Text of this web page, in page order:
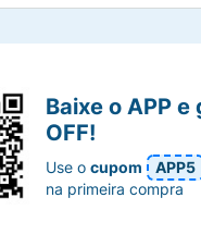
Baixe o APP e
OFF!
Use ocupom
APP5
na primeira compra